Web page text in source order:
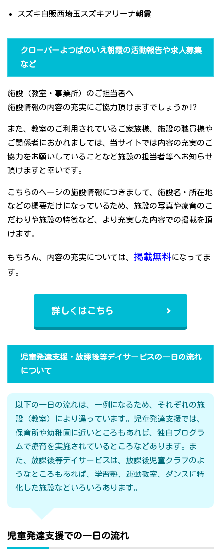
スズキ自販西埼玉スズキアリーナ朝霞
クローバーよつばのいえ朝霞の活動報告や求人募集
など
施設（教室・事業所）のご担当者へ
施設情報の内容の充実にご協力頂けますでしょうか!?
また、教室のご利用されているご家族様、施設の職員様や
ご関係者におかれましては、当サイトでは内容の充実のご
協力をお願いしていることなど施設の担当者等へお知らせ
頂けますと幸いです。
こちらのページの施設情報につきまして、施設名・所在地
などの概要だけになっているため、施設の写真や療育のこ
だわりや施設の特徴など、より充実した内容での掲載を頂
けます。
もちろん、内容の充実については、 掲載無料になってま
す。
詳しくはこちら
児童発達支援・放課後等デイサービスの一日の流れ
について
以下の一日の流れは、一例になるため、それぞれの施
設（教室）により違っています。児童発達支援では、
保育所や幼稚園に近いところもあれば、独自プログラ
ムで療育を実施されているところなどあります。ま
た、放課後等デイサービスは、放課後児童クラブのよ
うなところもあれば、学習塾、運動教室、ダンスに特
化した施設などいろいろあります。
児童発達支援での一日の流れ